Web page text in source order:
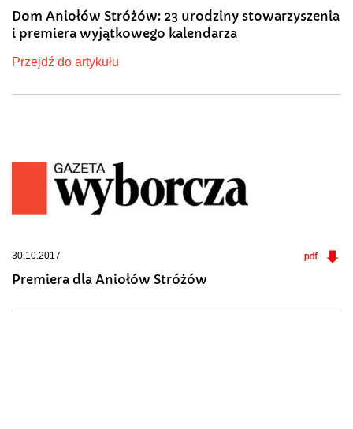
Dom Aniołów Stróżów: 23 urodziny stowarzyszenia
i premiera wyjątkowego kalendarza
Przejdź do artykułu
30.10.2017
Premiera dla Aniołów Stróżów